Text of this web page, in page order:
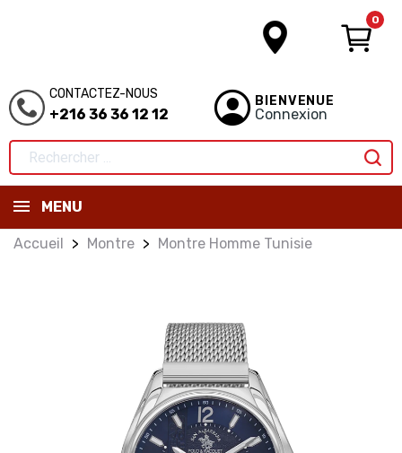
0
CONTACTEZ-NOUS
+216 36 36 12 12
BIENVENUE
Connexion
MENU
Accueil Montre Montre Homme Tunisie